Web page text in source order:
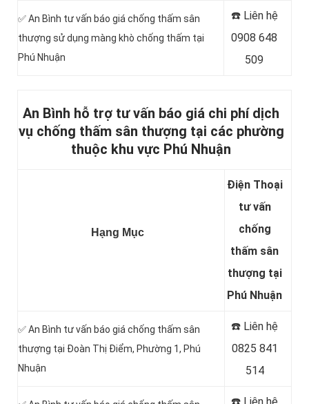
✅ An Bình tư vấn báo giá chống thấm sân
thượng sử dụng màng khò chống thấm tại
Phú Nhuận
☎️ Liên hệ
0908 648
509
An Bình hỗ trợ tư vấn báo giá chi phí dịch
vụ chống thấm sân thượng tại các phường
thuộc khu vực Phú Nhuận
Hạng Mục
Điện Thoại
tư vấn
chống
thấm sân
thượng tại
Phú Nhuận
✅ An Bình tư vấn báo giá chống thấm sân
thượng tại Đoàn Thị Điểm, Phường 1, Phú
Nhuận
☎️ Liên hệ
0825 841
514